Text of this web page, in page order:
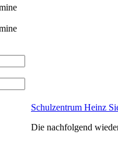
Schulzentrum Heinz
Die nachfolgend